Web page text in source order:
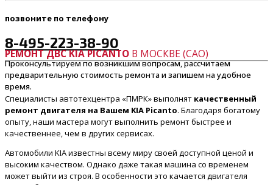
позвоните по телефону
8-495-223-38-90
Проконсультируем по возникшим вопросам, рассчитаем
предварительную стоимость ремонта и запишем на удобное
время.
РЕМОНТ ДВС KIA PICANTO В МОСКВЕ (САО)
Специалисты автотехцентра «ПМРК» выполнят качественный
ремонт двигателя на Вашем KIA Picanto. Благодаря богатому
опыту, наши мастера могут выполнить ремонт быстрее и
качественнее, чем в других сервисах.
Автомобили KIA известны всему миру своей доступной ценой и
высоким качеством. Однако даже такая машина со временем
может выйти из строя. В особенности это качается двигателя